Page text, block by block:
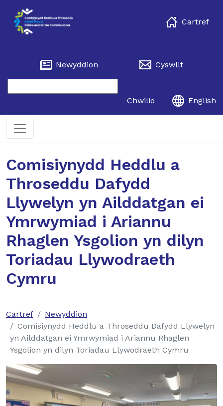
Cartref
Newyddion Cyswllt
Chwilio English
Comisiynydd Heddlu a
Throseddu Dafydd
Llywelyn yn Ailddatgan ei
Ymrwymiad i Ariannu
Rhaglen Ysgolion yn dilyn
Toriadau Llywodraeth
Cymru
Cartref
Newyddion
Comisiynydd Heddlu a Throseddu Dafydd Llywelyn
yn Ailddatgan ei Ymrwymiad i Ariannu Rhaglen
Ysgolion yn dilyn Toriadau Llywodraeth Cymru